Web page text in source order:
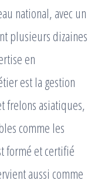
national, avec un
plusieurs dizaines
en
est la gestion
frelons asiatiques,
comme les
formé et certifié
aussi comme